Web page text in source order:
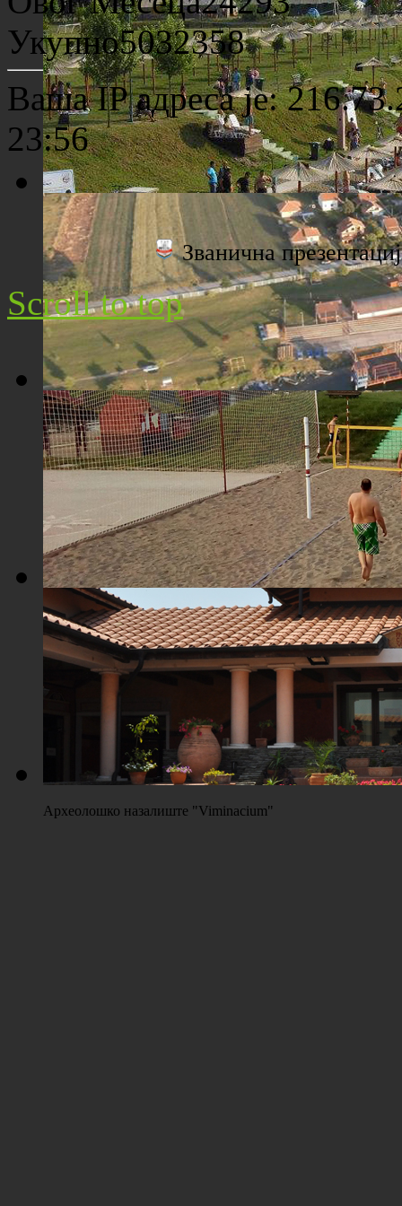
Археолошко налазиште "Viminacium"
Плажа "Топољар" - Поглед са торња
Плажа "Топољар" - Поглед из ваздуха
Плажа "Топољар" - Терени на песку
Археолошко назалиште "Viminacium"
Укупно5032358
Ваша IP адреса је:
23:56
Званична
Scroll to top